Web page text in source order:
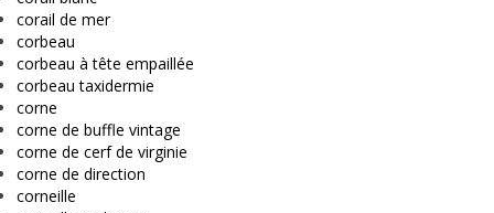
corail de mer
corbeau
corbeau à tête empaillée
corbeau taxidermie
corne
corne de buffle vintage
corne de cerf de virginie
corne de direction
corneille